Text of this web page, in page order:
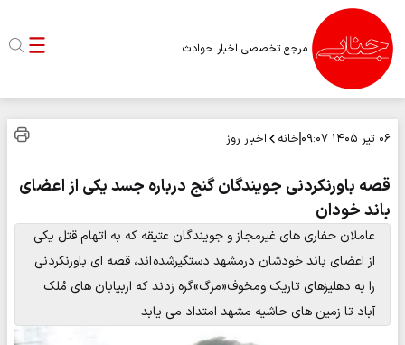
مرجع تخصصی اخبار حوادث
۰۶ تیر ۱۴۰۵ ۰۹:۰۷ خانه اخبار روز
قصه باورنکردنی جویندگان گنج درباره جسد یکی از اعضای
باند خودان
عاملان حفاری های غیرمجاز و جویندگان عتیقه که به اتهام قتل یکی
از اعضای باند خودشان درمشهد دستگیرشده اند، قصه ای باورنکردنی
را به دهلیزهای تاریک ومخوف«مرگ»گره زدند که ازبیابان های مُلک
آباد تا زمین های حاشیه مشهد امتداد می یابد